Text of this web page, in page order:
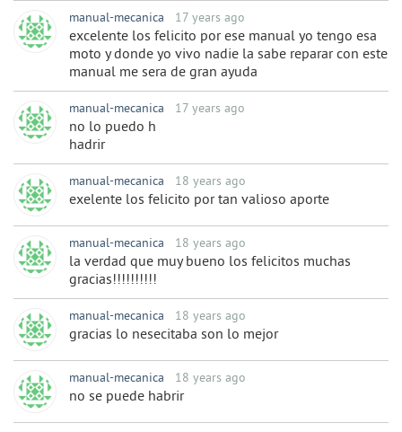
manual-mecanica 17 years ago
excelente los felicito por ese manual yo tengo esa
moto y donde yo vivo nadie la sabe reparar con este
manual me sera de gran ayuda
manual-mecanica 17 years ago
no lo puedo h
hadrir
manual-mecanica 18 years ago
exelente los felicito por tan valioso aporte
manual-mecanica 18 years ago
la verdad que muy bueno los felicitos muchas
gracias!!!!!!!!!!
manual-mecanica 18 years ago
gracias lo nesecitaba son lo mejor
manual-mecanica 18 years ago
no se puede habrir